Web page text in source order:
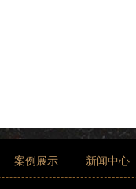
案例展示 新闻中心